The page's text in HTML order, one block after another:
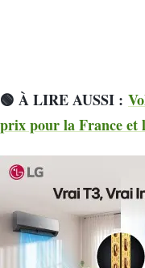
🟢 À LIRE AUSSI :
prix pour la France et